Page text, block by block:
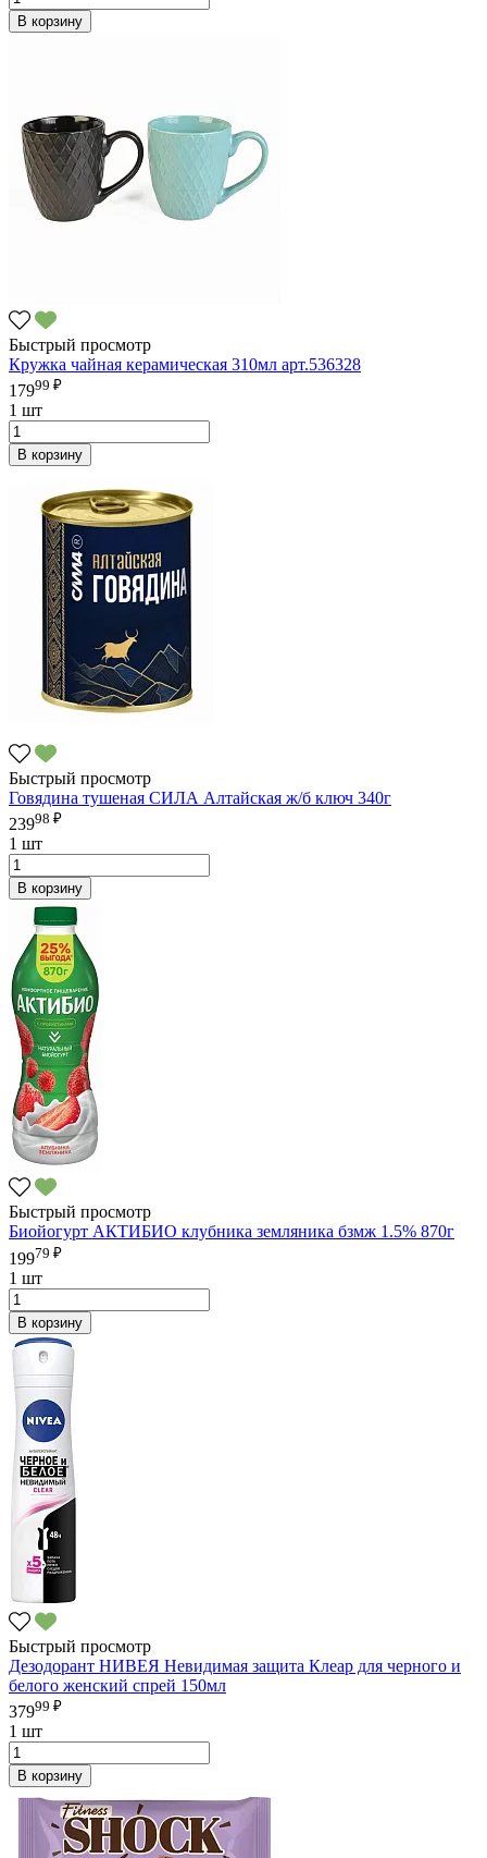
В корзину
Быстрый просмотр
Кружка чайная керамическая 310мл арт.536328
17999 ₽
1 шт
В корзину
Быстрый просмотр
Говядина тушеная СИЛА Алтайская ж/б ключ 340г
23998 ₽
1 шт
В корзину
Быстрый просмотр
Биойогурт АКТИБИО клубника земляника бзмж 1.5% 870г
19979 ₽
1 шт
В корзину
Быстрый просмотр
Дезодорант НИВЕЯ Невидимая защита Клеар для черного и
белого женский спрей 150мл
37999 ₽
1 шт
В корзину